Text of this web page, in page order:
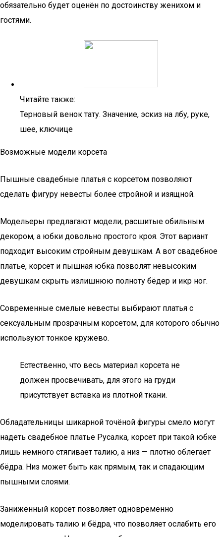
обязательно будет оценён по достоинству женихом и
гостями.
Читайте также:
Терновый венок тату. Значение, эскиз на лбу, руке,
шее, ключице
Возможные модели корсета
Пышные свадебные платья с корсетом позволяют
сделать фигуру невесты более стройной и изящной.
Модельеры предлагают модели, расшитые обильным
декором, а юбки довольно простого кроя. Этот вариант
подходит высоким стройным девушкам. А вот свадебное
платье, корсет и пышная юбка позволят невысоким
девушкам скрыть излишнюю полноту бёдер и икр ног.
Современные смелые невесты выбирают платья с
сексуальным прозрачным корсетом, для которого обычно
используют тонкое кружево.
Естественно, что весь материал корсета не
должен просвечивать, для этого на груди
присутствует вставка из плотной ткани.
Обладательницы шикарной точёной фигуры смело могут
надеть свадебное платье Русалка, корсет при такой юбке
лишь немного стягивает талию, а низ — плотно облегает
бёдра. Низ может быть как прямым, так и спадающим
пышными слоями.
Заниженный корсет позволяет одновременно
моделировать талию и бёдра, что позволяет ослабить его